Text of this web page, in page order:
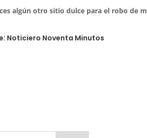
algún otro sitio dulce para el robo de
Noticiero Noventa Minutos